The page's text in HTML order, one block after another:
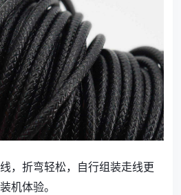
，折弯轻松，自行组装走线更
机体验。